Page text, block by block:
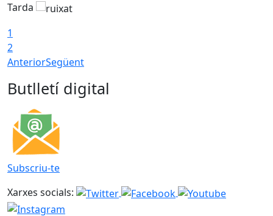
Tarda
1
2
AnteriorSegüent
Butlletí digital
Subscriu-te
Xarxes socials: